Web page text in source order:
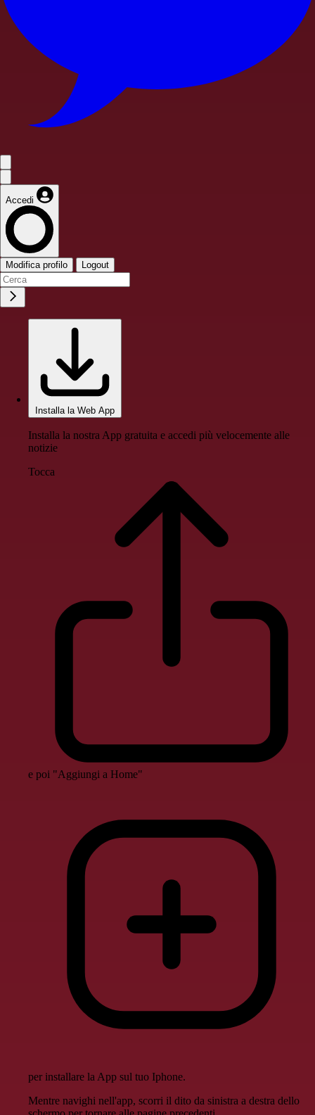
Accedi
Modifica profilo Logout
Installa la Web App
Installa la nostra App gratuita e accedi più velocemente alle
notizie
Tocca
e poi "Aggiungi a Home"
per installare la App sul tuo Iphone.
Mentre navighi nell'app, scorri il dito da sinistra a destra dello